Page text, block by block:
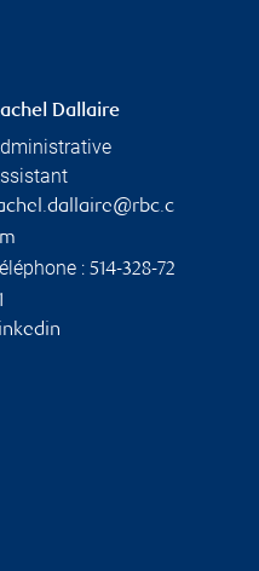
Dallaire
: 514-328-72